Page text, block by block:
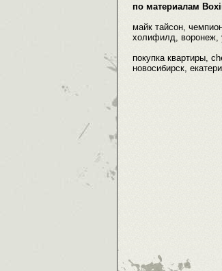
по материалам
майк тайсон,
холифилд, воронеж,
покупка квартиры,
новосибирск,